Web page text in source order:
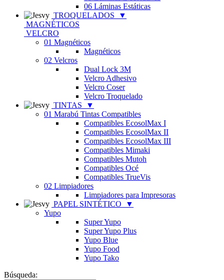
06 Láminas Estáticas
TROQUELADOS
▼
MAGNÉTICOS
VELCRO
01 Magnéticos
Magnéticos
02 Velcros
Dual Lock 3M
Velcro Adhesivo
Velcro Coser
Velcro Troquelado
TINTAS
▼
01 Marabú Tintas Compatibles
Compatibles EcosolMax I
Compatibles EcosolMax II
Compatibles EcosolMax III
Compatibles Mimaki
Compatibles Mutoh
Compatibles Océ
Compatibles TrueVis
02 Limpiadores
Limpiadores para Impresoras
PAPEL SINTÉTICO
▼
Yupo
Super Yupo
Super Yupo Plus
Yupo Blue
Yupo Food
Yupo Tako
Búsqueda: